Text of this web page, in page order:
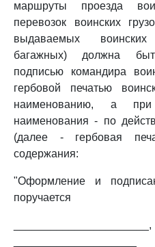
маршруты проезда
перевозок воинских
выдаваемых
багажных) должна
подписью командира
гербовой печатью
наименованию, а при
наименования - по
(далее - гербовая
содержания:
"Оформление и
поручается